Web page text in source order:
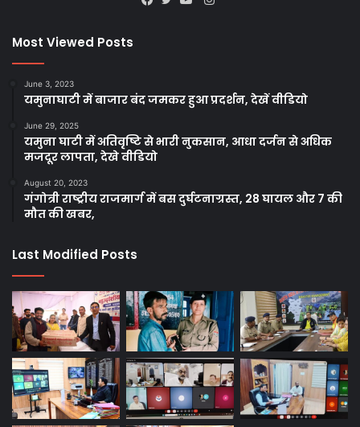
Most Viewed Posts
June 3, 2023
यमुनाघाटी में बाजार बंद जमकर हुआ प्रदर्शन, देखें वीडियो
June 29, 2025
यमुना घाटी में अतिवृष्टि से भारी नुकसान, आधा दर्जन से अधिक
मजदूर लापता, देखे वीडियो
August 20, 2023
गंगोत्री राष्ट्रीय राजमार्ग में बस दुर्घटनाग्रस्त, 28 घायल और 7 की
मौत की खबर,
Last Modified Posts